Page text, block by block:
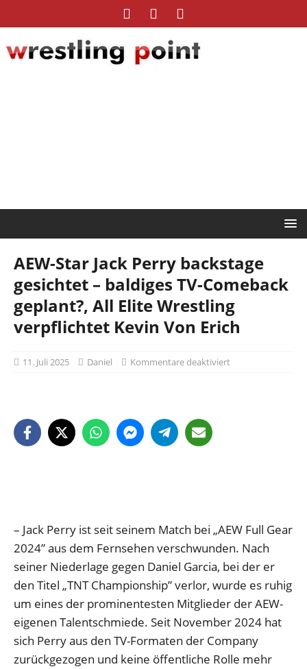
AEW-Star Jack Perry backstage
gesichtet – baldiges TV-Comeback
geplant?, All Elite Wrestling
verpflichtet Kevin Von Erich
11. Juli 2025 Daniel Kommentare deaktiviert
– Jack Perry ist seit seinem Match bei „AEW Full Gear
2024” aus dem Fernsehen verschwunden. Nach
seiner Niederlage gegen Daniel Garcia, bei der er
den Titel „TNT Championship” verlor, wurde es ruhig
um eines der prominentesten Mitglieder der AEW-
eigenen Talentschmiede. Seit November 2024 hat
sich Perry aus den TV-Formaten der Company
zurückgezogen und keine öffentliche Rolle mehr